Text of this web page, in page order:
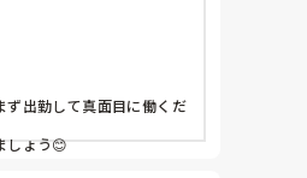
くれる」・「言いやす
たら答えられる自信が
ず出勤して真面目に働くだ
しょう😊